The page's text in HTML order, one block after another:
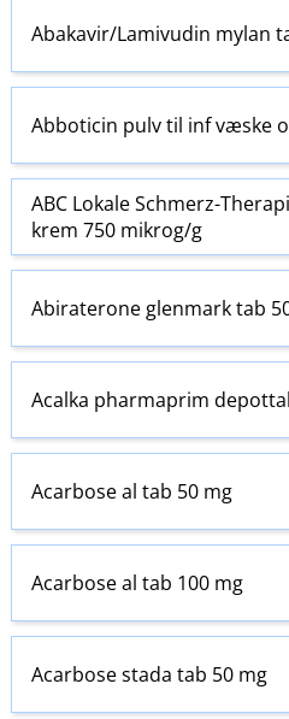
Abakavir​/​Lamivudin mylan
Abboticin pulv til inf væske
ABC Lokale Schmerz-
krem 750 mikrog/g
Abiraterone glenmark tab
Acalka pharmaprim
Acarbose al tab 50 mg
Acarbose al tab 100 mg
Acarbose stada tab 50 mg